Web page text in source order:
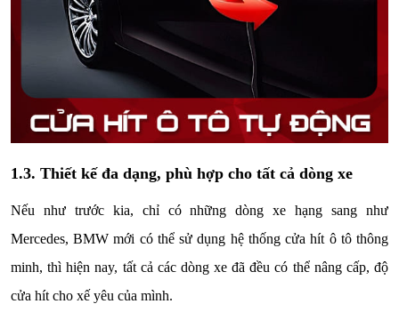
1.3. Thiết kế đa dạng, phù hợp cho tất cả dòng xe
Nếu như trước kia, chỉ có những dòng xe hạng sang như
Mercedes, BMW mới có thể sử dụng hệ thống cửa hít ô tô thông
minh, thì hiện nay, tất cả các dòng xe đã đều có thể nâng cấp, độ
cửa hít cho xế yêu của mình.